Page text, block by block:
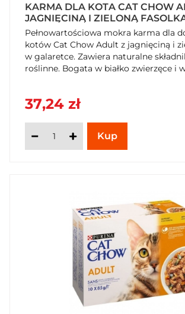
KARMA DLA KOTA CAT CHOW
JAGNIĘCINĄ I ZIELONĄ
GALARETCE 850 G (10 X 85 G) X 2
OPAKOWANIA
Pełnowartościowa mokra karma dla
kotów Cat Chow Adult z jagnięciną i
w galaretce. Zawiera naturalne
roślinne. Bogata w białko zwierzęce i
37,24 zł